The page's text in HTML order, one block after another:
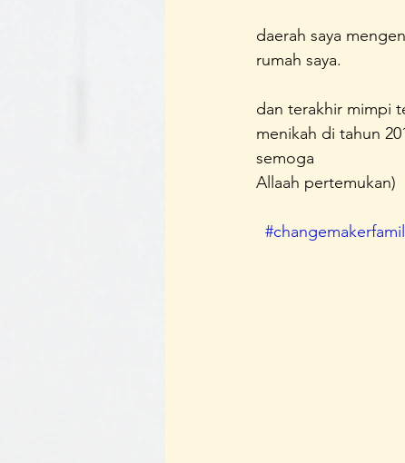
daerah saya
rumah saya.
dan terakhir mimpi
menikah di tahun
semoga
Allaah pertemukan)